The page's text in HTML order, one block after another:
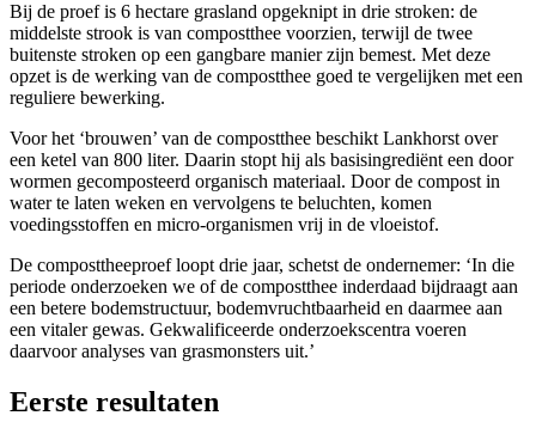
Bij de proef is 6 hectare grasland opgeknipt in drie stroken: de
middelste strook is van compostthee voorzien, terwijl de twee
buitenste stroken op een gangbare manier zijn bemest. Met deze
opzet is de werking van de compostthee goed te vergelijken met een
reguliere bewerking.
Voor het ‘brouwen’ van de compostthee beschikt Lankhorst over
een ketel van 800 liter. Daarin stopt hij als basisingrediënt een door
wormen gecomposteerd organisch materiaal. Door de compost in
water te laten weken en vervolgens te beluchten, komen
voedingsstoffen en micro-organismen vrij in de vloeistof.
De composttheeproef loopt drie jaar, schetst de ondernemer: ‘In die
periode onderzoeken we of de compostthee inderdaad bijdraagt aan
een betere bodemstructuur, bodemvruchtbaarheid en daarmee aan
een vitaler gewas. Gekwalificeerde onderzoekscentra voeren
daarvoor analyses van grasmonsters uit.’
Eerste resultaten